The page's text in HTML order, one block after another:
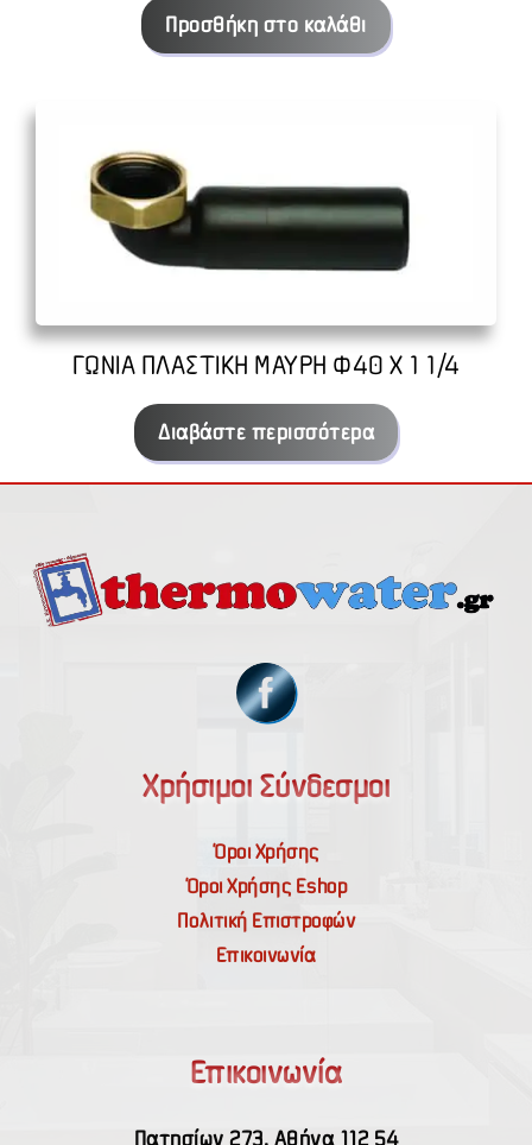
Προσθήκη στο καλάθι
ΓΩΝΙΑ ΠΛΑΣΤΙΚΗ ΜΑΥΡΗ Φ40 Χ 1 1/4
Διαβάστε περισσότερα
Χρήσιμοι Σύνδεσμοι
Όροι Χρήσης
Όροι Χρήσης Εshop
Πολιτική Επιστροφών
Επικοινωνία
Επικοινωνία
Πατησίων 273, Αθήνα 112 54